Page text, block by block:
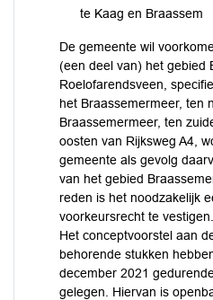
te Kaag en Braassem
De gemeente wil
(een deel van) het gebied
Roelofarendsveen,
het Braassemermeer, ten
Braassemermeer, ten
oosten van Rijksweg A4,
gemeente als gevolg
van het gebied
reden is het noodzakelijk
voorkeursrecht te vestigen.
Het conceptvoorstel aan
behorende stukken
december 2021
gelegen. Hiervan is